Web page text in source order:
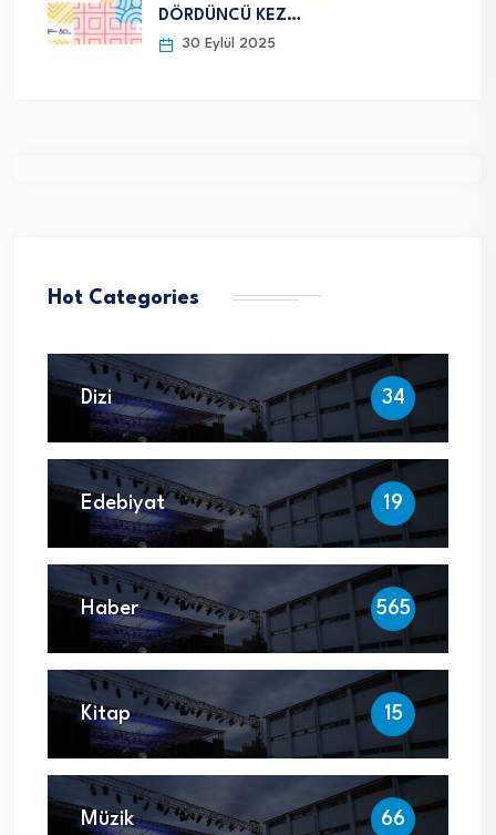
DÖRDÜNCÜ KEZ…
30 Eylül 2025
Hot Categories
Dizi 34
Edebiyat 19
Haber 565
Kitap 15
Müzik 66